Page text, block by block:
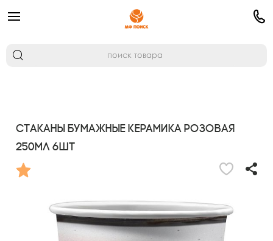
Стаканы бумажные Керамика Розовая
250мл 6шт